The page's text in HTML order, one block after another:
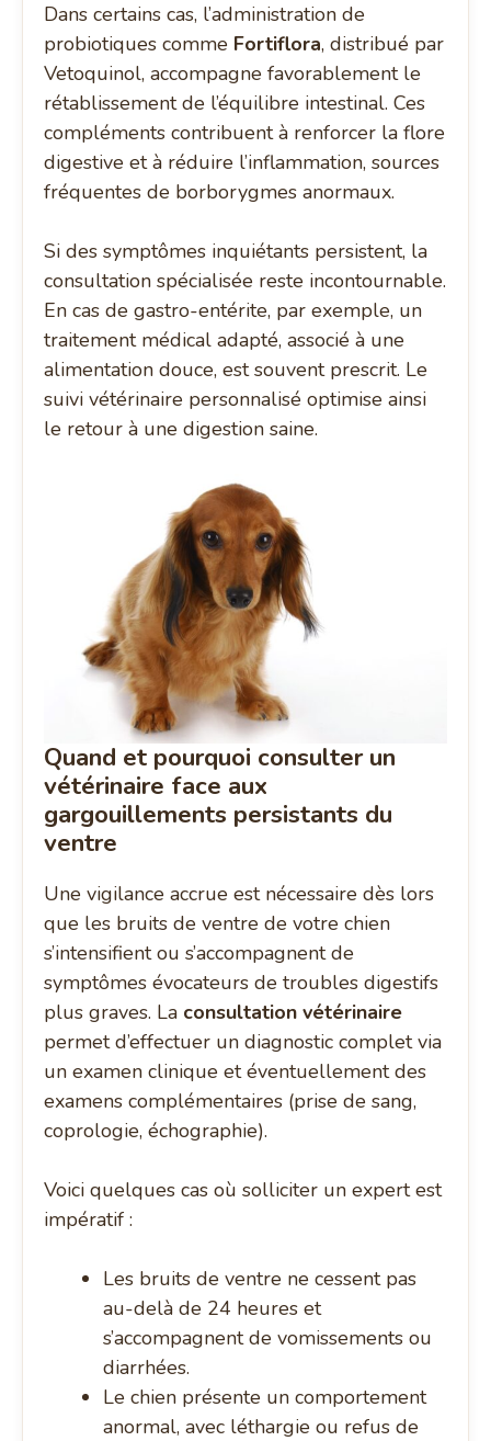
Dans certains cas, l’administration de
probiotiques comme Fortiflora, distribué par
Vetoquinol, accompagne favorablement le
rétablissement de l’équilibre intestinal. Ces
compléments contribuent à renforcer la flore
digestive et à réduire l’inflammation, sources
fréquentes de borborygmes anormaux.
Si des symptômes inquiétants persistent, la
consultation spécialisée reste incontournable.
En cas de gastro-entérite, par exemple, un
traitement médical adapté, associé à une
alimentation douce, est souvent prescrit. Le
suivi vétérinaire personnalisé optimise ainsi
le retour à une digestion saine.
Quand et pourquoi consulter un
vétérinaire face aux
gargouillements persistants du
ventre
Une vigilance accrue est nécessaire dès lors
que les bruits de ventre de votre chien
s’intensifient ou s’accompagnent de
symptômes évocateurs de troubles digestifs
plus graves. La consultation vétérinaire
permet d’effectuer un diagnostic complet via
un examen clinique et éventuellement des
examens complémentaires (prise de sang,
coprologie, échographie).
Voici quelques cas où solliciter un expert est
impératif :
Les bruits de ventre ne cessent pas
au-delà de 24 heures et
s’accompagnent de vomissements ou
diarrhées.
Le chien présente un comportement
anormal, avec léthargie ou refus de